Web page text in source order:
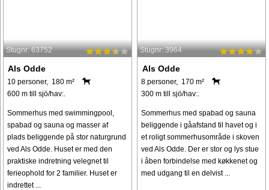
Stugnr: 63752
Als Odde
10 personer, 180 m²
600 m till sjö/hav:.
Sommerhus med swimmingpool,
spabad og sauna og masser af
plads beliggende på stor naturgrund
ved Als Odde. Huset er med den
praktiske indretning velegnet til
ferieophold for 2 familier. Huset er
indrettet ...
Stugnr: 3964
Als Odde
8 personer, 170 m²
300 m till sjö/hav:.
Sommerhus med spabad og sauna
beliggende i gåafstand til havet og i
et roligt sommerhusområde i skoven
ved Als Odde. Der er stor og lys stue
i åben forbindelse med køkkenet og
med udgang til en delvist ...